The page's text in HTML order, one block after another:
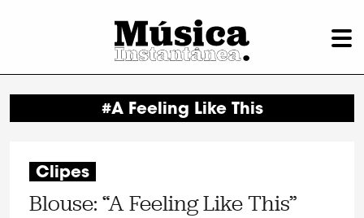
#A Feeling Like This
Clipes
Blouse: “A Feeling Like This”